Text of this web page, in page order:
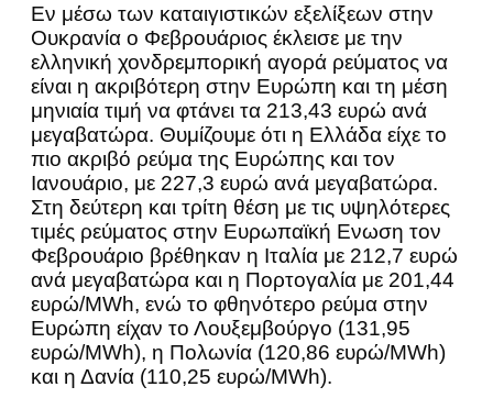
Εν μέσω των καταιγιστικών εξελίξεων στην
Ουκρανία ο Φεβρουάριος έκλεισε με την
ελληνική χονδρεμπορική αγορά ρεύματος να
είναι η ακριβότερη στην Ευρώπη και τη μέση
μηνιαία τιμή να φτάνει τα 213,43 ευρώ ανά
μεγαβατώρα. Θυμίζουμε ότι η Ελλάδα είχε το
πιο ακριβό ρεύμα της Ευρώπης και τον
Ιανουάριο, με 227,3 ευρώ ανά μεγαβατώρα.
Στη δεύτερη και τρίτη θέση με τις υψηλότερες
τιμές ρεύματος στην Ευρωπαϊκή Ενωση τον
Φεβρουάριο βρέθηκαν η Ιταλία με 212,7 ευρώ
ανά μεγαβατώρα και η Πορτογαλία με 201,44
ευρώ/MWh, ενώ το φθηνότερο ρεύμα στην
Ευρώπη είχαν το Λουξεμβούργο (131,95
ευρώ/MWh), η Πολωνία (120,86 ευρώ/MWh)
και η Δανία (110,25 ευρώ/MWh).